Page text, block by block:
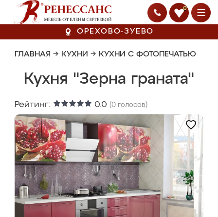
0
ОРЕХОВО-ЗУЕВО
ГЛАВНАЯ → КУХНИ → КУХНИ С ФОТОПЕЧАТЬЮ
Кухня "Зерна граната"
Рейтинг: 0.0 (0 голосов)